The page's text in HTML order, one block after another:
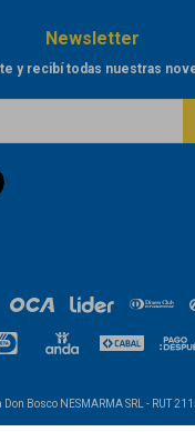
Newsletter
y recibí todas nuestras
Bosco NESMARMA SRL - RUT